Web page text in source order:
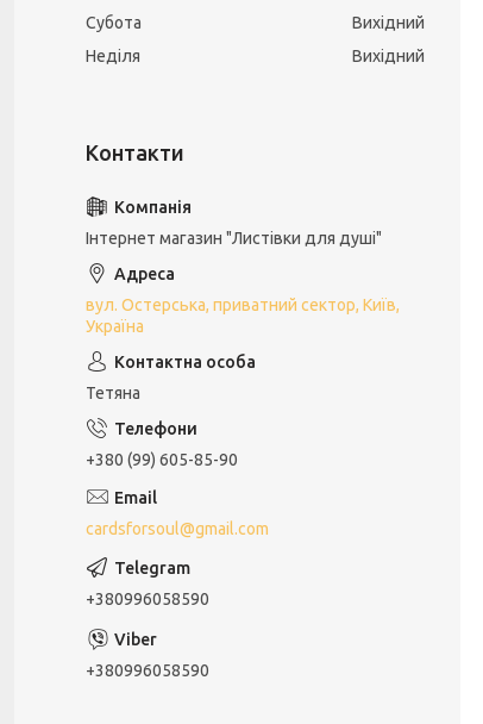
Субота
Вихідний
Неділя
Вихідний
Інтернет магазин "Листівки для душі"
вул. Остерська, приватний сектор, Київ,
Україна
Тетяна
+380 (99) 605-85-90
cardsforsoul@gmail.com
+380996058590
+380996058590